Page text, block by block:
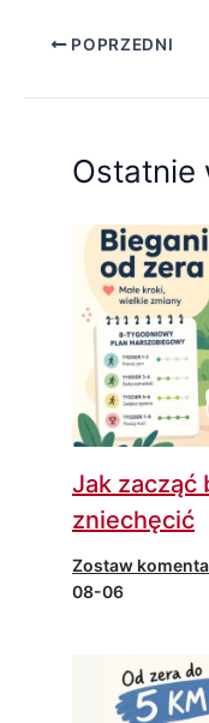
POPRZEDNI
Ostatnie
Jak zacząć
zniechęcić
Zostaw
08-06